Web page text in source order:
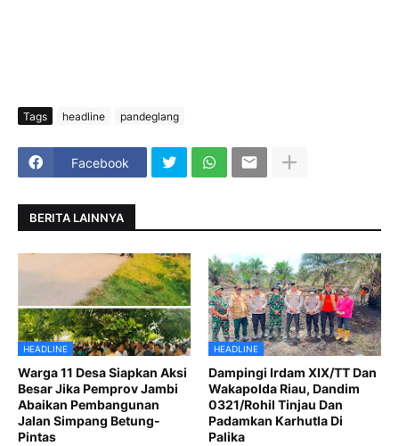
Tags headline pandeglang
Facebook
BERITA LAINNYA
HEADLINE
Warga 11 Desa Siapkan Aksi
Besar Jika Pemprov Jambi
Abaikan Pembangunan
Jalan Simpang Betung-
Pintas
HEADLINE
Dampingi Irdam XIX/TT Dan
Wakapolda Riau, Dandim
0321/Rohil Tinjau Dan
Padamkan Karhutla Di
Palika